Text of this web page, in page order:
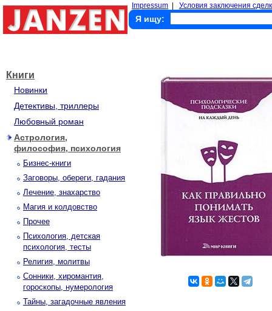
Impressum Условия заключения
Я ищу:
Книги
Новинки
Детективы, триллеры
Любовный роман
Астрология,
философия, психология
Бизнес-книги
Заговоры, обереги, гадания
Лечение, знахарство
Магия и колдовство
Прочее
Психология, детская
психология, тесты
Религия, молитвы
Сонники, хиромантия,
гороскопы, нумерология
Тайны, загадочные явления